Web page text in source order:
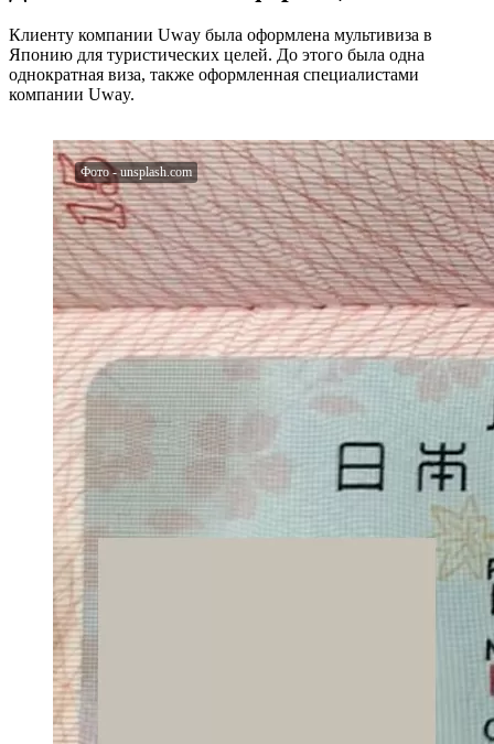
Клиенту компании Uway была оформлена мультивиза в
Японию для туристических целей. До этого была одна
однократная виза, также оформленная специалистами
компании Uway.